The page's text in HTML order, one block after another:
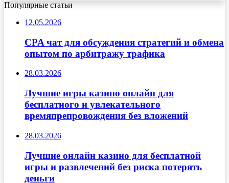
Популярные статьи
12.05.2026
CPA чат для обсуждения стратегий и обмена
опытом по арбитражу трафика
28.03.2026
Лучшие игры казино онлайн для
бесплатного и увлекательного
времяпрепровождения без вложений
28.03.2026
Лучшие онлайн казино для бесплатной
игры и развлечений без риска потерять
деньги